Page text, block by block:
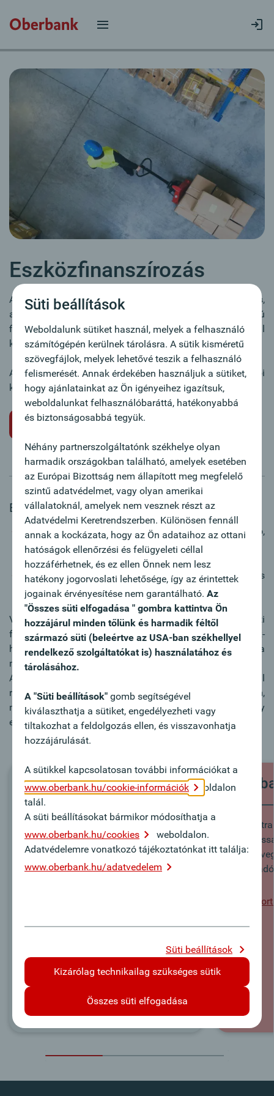
Eszközfinanszírozás
A forgóeszköz finanszírozás a folyamatos üzemi termelés,
az áruforgalom, a raktármozgások rövidtávú
finanszírozására szolgál, és lehetővé teszi a szállítói által
kínált árengedmények kihasználását is.
A forgóeszköz finanszírozás igénybe vehető a vevői
követelések előfinanszírozására is.
Időpont egyeztetése
Előnyök:
A hitelösszeg és a futamidő szabadon választható,
lehetővé téve a rugalmas felhasználást.
A szerződéses hitelkeret biztosítja a szükséges
mozgásteret likviditás-managementje számára.
Válassza az Oberbank által kínált kedvező vállalati
forgóeszköz hitelek egyikét. Amennyiben forgóeszköz-
hitelkeretét vállalkozása ígényeinek megfelelően választja
meg, jelentős kamatelőnyhöz juthat.
Az Oberbankban elérhető az Eximbank által
refinanszírozott, Versenyképességet javító hitelprogram,
mely kedvező kamatozást tesz lehetővé, forintban vagy
euróban.
Letöltések
és Mid Cap vállalkozásoknak nyújtott
hitelei.
Intézze
helyen,
Süti beállítások
Weboldalunk sütiket használ, melyek a felhasználó
számítógépén kerülnek tárolásra. A sütik kisméretű
szövegfájlok, melyek lehetővé teszik a felhasználó
felismerését. Annak érdekében használjuk a sütiket,
hogy ajánlatainkat az Ön igényeihez igazítsuk,
weboldalunkat felhasználóbaráttá, hatékonyabbá
és biztonságosabbá tegyük.
Néhány partnerszolgáltatónk székhelye olyan
harmadik országokban található, amelyek esetében
az Európai Bizottság nem állapított meg megfelelő
szintű adatvédelmet, vagy olyan amerikai
vállalatoknál, amelyek nem vesznek részt az
Adatvédelmi Keretrendszerben. Különösen fennáll
annak a kockázata, hogy az Ön adataihoz az ottani
hatóságok ellenőrzési és felügyeleti céllal
hozzáférhetnek, és ez ellen Önnek nem lesz
hatékony jogorvoslati lehetősége, így az érintettek
jogainak érvényesítése nem garantálható. Az
"Összes süti elfogadása " gombra kattintva Ön
hozzájárul minden tőlünk és harmadik féltől
származó süti (beleértve az USA-ban székhellyel
rendelkező szolgáltatókat is) használatához és
tárolásához.
A "Süti beállítások" gomb segítségével
kiválaszthatja a sütiket, engedélyezheti vagy
tiltakozhat a feldolgozás ellen, és visszavonhatja
hozzájárulását.
A sütikkel kapcsolatosan további információkat a
www.oberbank.hu/cookie-információk
oldalon
talál.
A süti beállításokat bármikor módosíthatja a
www.oberbank.hu/cookies
weboldalon.
Adatvédelemre vonatkozó tájékoztatónkat itt találja:
www.oberbank.hu/adatvedelem
Süti beállítások
Kizárólag technikailag szükséges sütik
Összes süti elfogadása